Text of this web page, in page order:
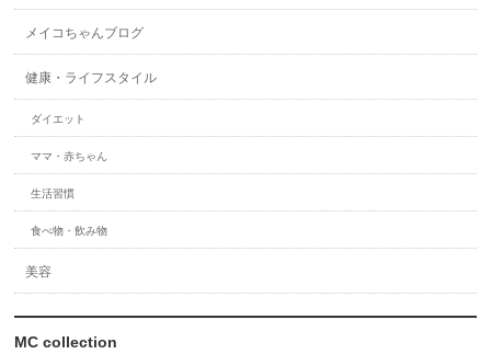
メイコちゃんブログ
健康・ライフスタイル
ダイエット
ママ・赤ちゃん
生活習慣
食べ物・飲み物
美容
MC collection